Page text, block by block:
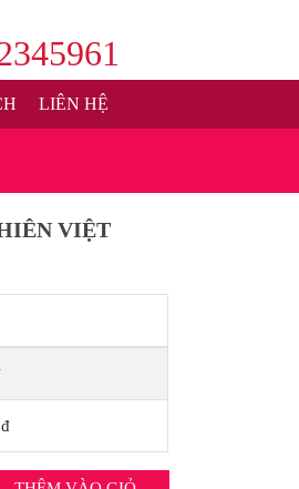
LIÊN HỆ
VIỆT